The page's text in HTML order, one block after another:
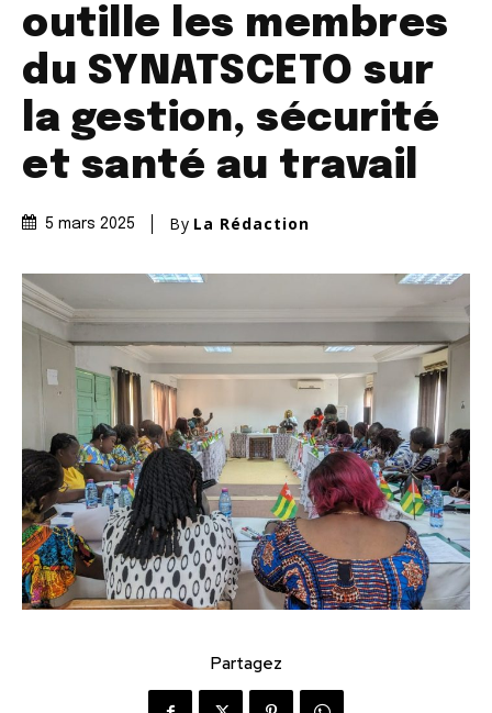
outille les membres
du SYNATSCETO sur
la gestion, sécurité
et santé au travail
5 mars 2025 By La Rédaction
Partagez